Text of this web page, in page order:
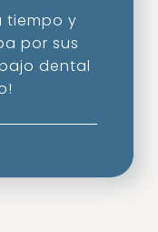
tiempo y
por sus
dental